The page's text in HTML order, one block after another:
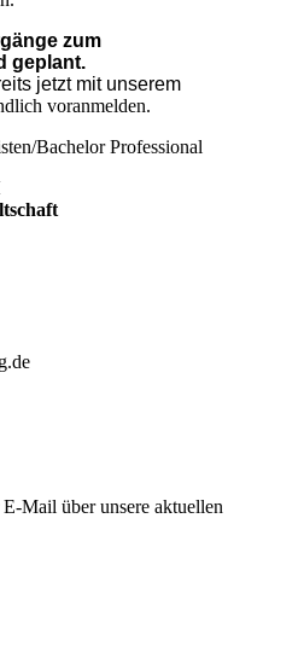
zum
geplant.
jetzt mit unserem
voranmelden.
Bachelor Professional
Mail über unsere aktuellen